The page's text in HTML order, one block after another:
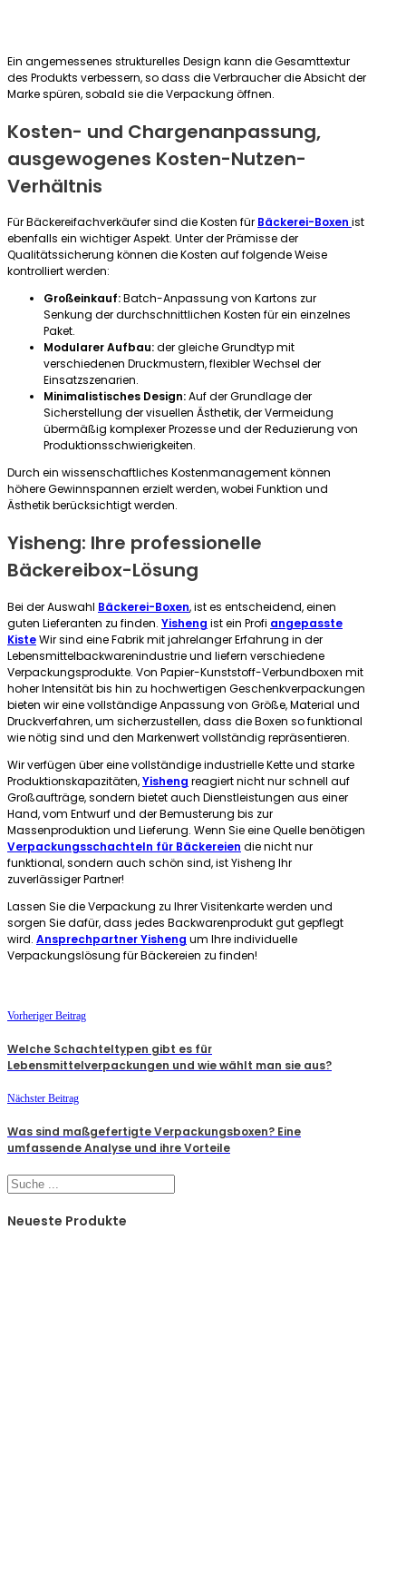
Ein angemessenes strukturelles Design kann die Gesamttextur
des Produkts verbessern, so dass die Verbraucher die Absicht der
Marke spüren, sobald sie die Verpackung öffnen.
Kosten- und Chargenanpassung,
ausgewogenes Kosten-Nutzen-
Verhältnis
Für Bäckereifachverkäufer sind die Kosten für Bäckerei-Boxen ist
ebenfalls ein wichtiger Aspekt. Unter der Prämisse der
Qualitätssicherung können die Kosten auf folgende Weise
kontrolliert werden:
Großeinkauf:Batch-Anpassung von Kartons zur
Senkung der durchschnittlichen Kosten für ein einzelnes
Paket.
Modularer Aufbau:der gleiche Grundtyp mit
verschiedenen Druckmustern, flexibler Wechsel der
Einsatzszenarien.
Minimalistisches Design:Auf der Grundlage der
Sicherstellung der visuellen Ästhetik, der Vermeidung
übermäßig komplexer Prozesse und der Reduzierung von
Produktionsschwierigkeiten.
Durch ein wissenschaftliches Kostenmanagement können
höhere Gewinnspannen erzielt werden, wobei Funktion und
Ästhetik berücksichtigt werden.
Yisheng: Ihre professionelle
Bäckereibox-Lösung
Bei der Auswahl Bäckerei-Boxen, ist es entscheidend, einen
guten Lieferanten zu finden. Yisheng ist ein Profi angepasste
KisteWir sind eine Fabrik mit jahrelanger Erfahrung in der
Lebensmittelbackwarenindustrie und liefern verschiedene
Verpackungsprodukte. Von Papier-Kunststoff-Verbundboxen mit
hoher Intensität bis hin zu hochwertigen Geschenkverpackungen
bieten wir eine vollständige Anpassung von Größe, Material und
Druckverfahren, um sicherzustellen, dass die Boxen so funktional
wie nötig sind und den Markenwert vollständig repräsentieren.
Wir verfügen über eine vollständige industrielle Kette und starke
Produktionskapazitäten,Yisheng reagiert nicht nur schnell auf
Großaufträge, sondern bietet auch Dienstleistungen aus einer
Hand, vom Entwurf und der Bemusterung bis zur
Massenproduktion und Lieferung. Wenn Sie eine Quelle benötigen
Verpackungsschachteln für Bäckereien die nicht nur
funktional, sondern auch schön sind, ist Yisheng Ihr
zuverlässiger Partner!
Lassen Sie die Verpackung zu Ihrer Visitenkarte werden und
sorgen Sie dafür, dass jedes Backwarenprodukt gut gepflegt
wird. Ansprechpartner Yisheng um Ihre individuelle
Verpackungslösung für Bäckereien zu finden!
Vorheriger Beitrag
Welche Schachteltypen gibt es für
Lebensmittelverpackungen und wie wählt man sie aus?
Nächster Beitrag
Was sind maßgefertigte Verpackungsboxen? Eine
umfassende Analyse und ihre Vorteile
Suchen
Neueste Produkte